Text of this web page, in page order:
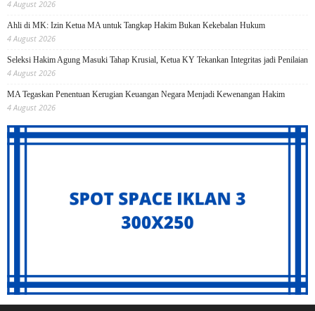
4 August 2026
Ahli di MK: Izin Ketua MA untuk Tangkap Hakim Bukan Kekebalan Hukum
4 August 2026
Seleksi Hakim Agung Masuki Tahap Krusial, Ketua KY Tekankan Integritas jadi Penilaian
4 August 2026
MA Tegaskan Penentuan Kerugian Keuangan Negara Menjadi Kewenangan Hakim
4 August 2026